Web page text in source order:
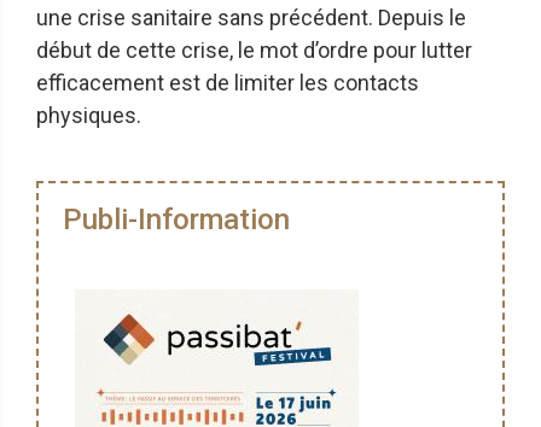
une crise sanitaire sans précédent. Depuis le
début de cette crise, le mot d’ordre pour lutter
efficacement est de limiter les contacts
physiques.
Publi-Information